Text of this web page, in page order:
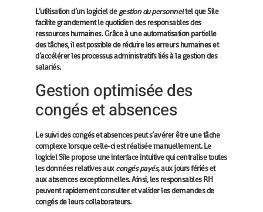
L’utilisation d’un logiciel degestion du personneltel que Sile
facilite grandement le quotidien des responsables des
ressources humaines. Grâce à une automatisation partielle
des tâches, il est possible de réduire les erreurs humaines et
d’accélérer les processus administratifs liés à la gestion des
salariés.
Gestion optimisée des
congés et absences
Le suivi des congés et absences peut s’avérer être une tâche
complexe lorsque celle-ci est réalisée manuellement. Le
logiciel Sile propose une interface intuitive qui centralise toutes
les données relatives auxcongés payés, aux jours fériés et
aux absences exceptionnelles. Ainsi, les responsables RH
peuvent rapidement consulter et valider les demandes de
congés de leurs collaborateurs.